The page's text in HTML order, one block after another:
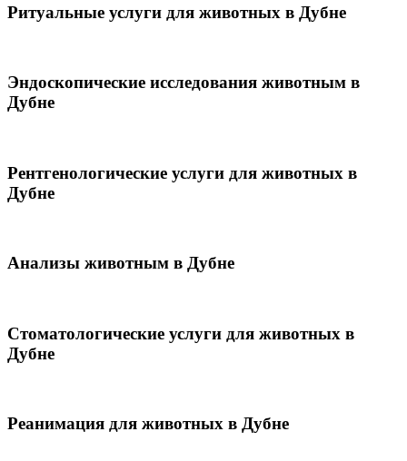
Ритуальные услуги для животных в Дубне
Эндоскопические исследования животным в
Дубне
Рентгенологические услуги для животных в
Дубне
Анализы животным в Дубне
Стоматологические услуги для животных в
Дубне
Реанимация для животных в Дубне